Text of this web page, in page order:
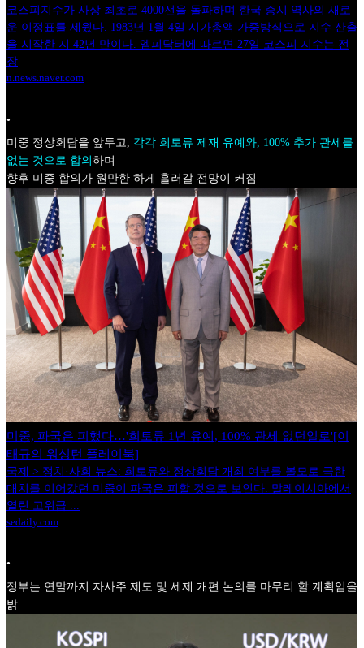
코스피지수가 사상 최초로 4000선을 돌파하며 한국 증시 역사의 새로
운 이정표를 세웠다. 1983년 1월 4일 시가총액 가중방식으로 지수 산출
을 시작한 지 42년 만이다. 엠피닥터에 따르면 27일 코스피 지수는 전
장
n.news.naver.com
•
미중 정상회담을 앞두고, 각각 희토류 제재 유예와, 100% 추가 관세를
없는 것으로 합의 하며
향후 미중 합의가 원만한 하게 흘러갈 전망이 커짐
미중, 파국은 피했다…'희토류 1년 유예, 100% 관세 없던일로'[이
태규의 워싱턴 플레이북]
국제 > 정치·사회 뉴스: 희토류와 정상회담 개최 여부를 볼모로 극한
대치를 이어갔던 미중이 파국은 피할 것으로 보인다. 말레이시아에서
열린 고위급 ...
sedaily.com
•
정부는 연말까지 자사주 제도 및 세제 개편 논의를 마무리 할 계획임을
밝